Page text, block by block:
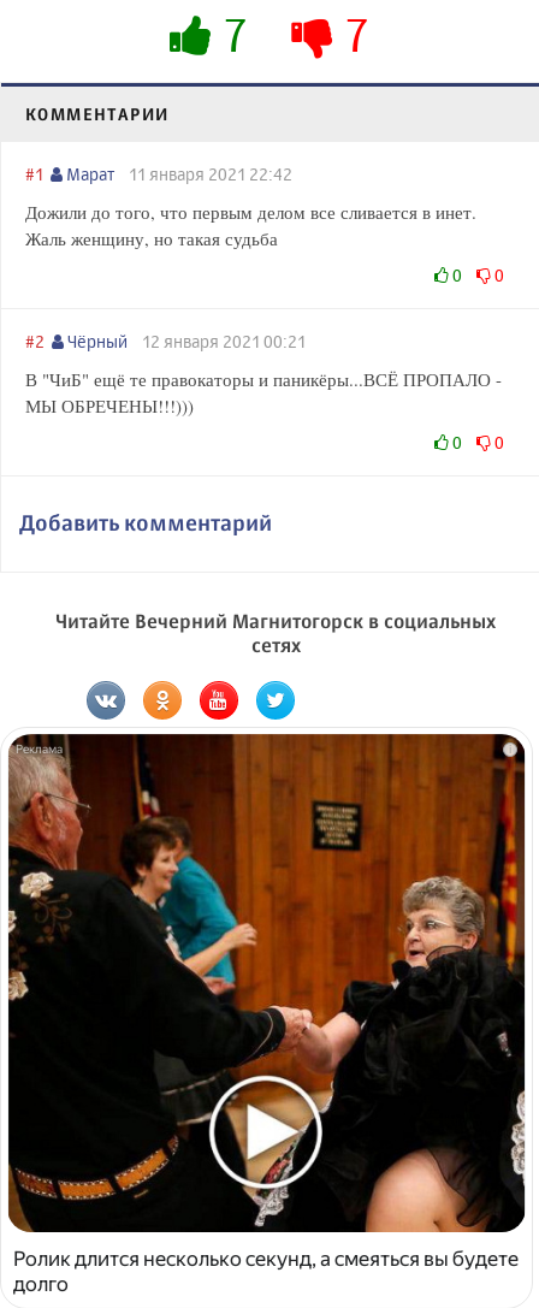
7 7
КОММЕНТАРИИ
#1 Марат 11 января 2021 22:42
Дожили до того, что первым делом все сливается в инет.
Жаль женщину, но такая судьба
0 0
#2 Чёрный 12 января 2021 00:21
В "ЧиБ" ещё те правокаторы и паникёры...ВСЁ ПРОПАЛО -
МЫ ОБРЕЧЕНЫ!!!)))
0 0
Добавить комментарий
Читайте Вечерний Магнитогорск в социальных
сетях
i
Ролик длится несколько секунд, а смеяться вы будете
долго